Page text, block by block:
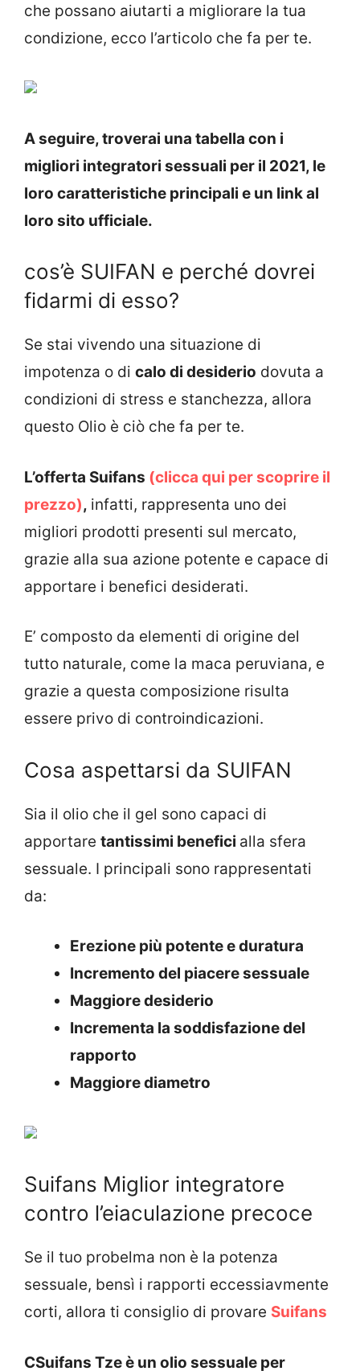
che possano aiutarti a migliorare la tua
condizione, ecco l’articolo che fa per te.
A seguire, troverai una tabella con i
migliori integratori sessuali per il 2021, le
loro caratteristiche principali e un link al
loro sito ufficiale.
cos’è SUIFAN e perché dovrei
fidarmi di esso?
Se stai vivendo una situazione di
impotenza o di calo di desiderio dovuta a
condizioni di stress e stanchezza, allora
questo Olio è ciò che fa per te.
L’offerta Suifans (clicca qui per scoprire il
prezzo), infatti, rappresenta uno dei
migliori prodotti presenti sul mercato,
grazie alla sua azione potente e capace di
apportare i benefici desiderati.
E’ composto da elementi di origine del
tutto naturale, come la maca peruviana, e
grazie a questa composizione risulta
essere privo di controindicazioni.
Cosa aspettarsi da SUIFAN
Sia il olio che il gel sono capaci di
apportare tantissimi benefici alla sfera
sessuale. I principali sono rappresentati
da:
Erezione più potente e duratura
Incremento del piacere sessuale
Maggiore desiderio
Incrementa la soddisfazione del
rapporto
Maggiore diametro
Suifans Miglior integratore
contro l’eiaculazione precoce
Se il tuo probelma non è la potenza
sessuale, bensì i rapporti eccessiavmente
corti, allora ti consiglio di provare Suifans
CSuifans Tze è un olio sessuale per